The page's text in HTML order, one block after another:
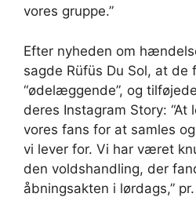
vores gruppe.”
Efter nyheden om
sagde Rüfüs Du Sol, at de
“ødelæggende”, og
deres Instagram Story: “At
vores fans for at samles
vi lever for. Vi har været
den voldshandling, der
åbningsakten i lørdags,” pr.